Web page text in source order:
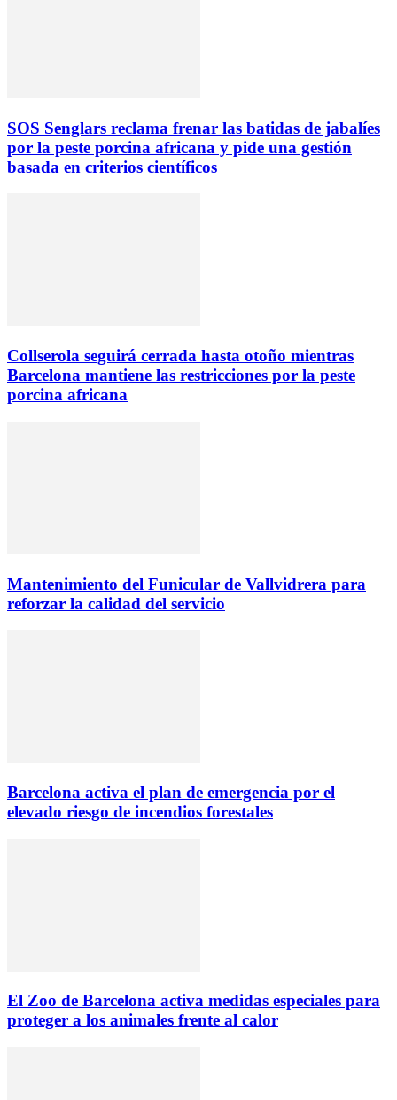
SOS Senglars reclama frenar las batidas de jabalíes
por la peste porcina africana y pide una gestión
basada en criterios científicos
Collserola seguirá cerrada hasta otoño mientras
Barcelona mantiene las restricciones por la peste
porcina africana
Mantenimiento del Funicular de Vallvidrera para
reforzar la calidad del servicio
Barcelona activa el plan de emergencia por el
elevado riesgo de incendios forestales
El Zoo de Barcelona activa medidas especiales para
proteger a los animales frente al calor